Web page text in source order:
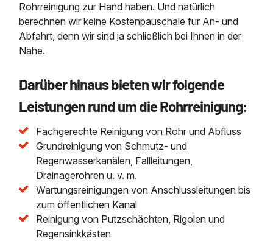
Rohrreinigung zur Hand haben. Und natürlich
berechnen wir keine Kostenpauschale für An- und
Abfahrt, denn wir sind ja schließlich bei Ihnen in der
Nähe.
Darüber hinaus bieten wir folgende
Leistungen rund um die Rohrreinigung:
Fachgerechte Reinigung von Rohr und Abfluss
Grundreinigung von Schmutz- und
Regenwasserkanälen, Fallleitungen,
Drainagerohren u. v. m.
Wartungsreinigungen von Anschlussleitungen bis
zum öffentlichen Kanal
Reinigung von Putzschächten, Rigolen und
Regensinkkästen